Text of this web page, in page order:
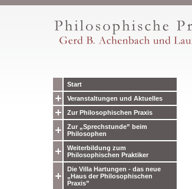
Start
Veranstaltungen und Aktuelles
Zur Philosophischen Praxis
Zur „Sprechstunde” beim
Philosophen
Weiterbildung zum
Philosophischen Praktiker
Die Villa Hartungen - das neue
„Haus der Philosophischen
Praxis”